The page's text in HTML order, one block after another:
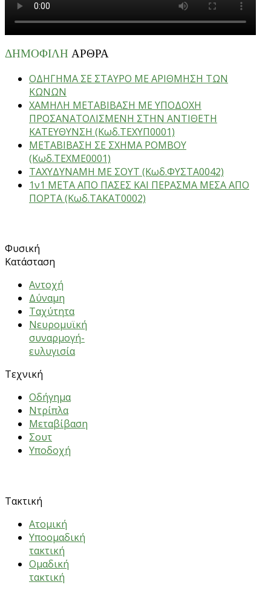
ΔΗΜΟΦΙΛΗ ΑΡΘΡΑ
ΟΔΗΓΗΜΑ ΣΕ ΣΤΑΥΡΟ ΜΕ ΑΡΙΘΜΗΣΗ ΤΩΝ
ΚΩΝΩΝ
ΧΑΜΗΛΗ ΜΕΤΑΒΙΒΑΣΗ ΜΕ ΥΠΟΔΟΧΗ
ΠΡΟΣΑΝΑΤΟΛΙΣΜΕΝΗ ΣΤΗΝ ΑΝΤΙΘΕΤΗ
ΚΑΤΕΥΘΥΝΣΗ (Κωδ.ΤΕΧΥΠ0001)
ΜΕΤΑΒΙΒΑΣΗ ΣΕ ΣΧΗΜΑ ΡΟΜΒΟΥ
(Κωδ.ΤΕΧΜΕ0001)
ΤΑΧΥΔΥΝΑΜΗ ΜΕ ΣΟΥΤ (Κωδ.ΦΥΣΤΑ0042)
1ν1 ΜΕΤΑ ΑΠΟ ΠΑΣΕΣ ΚΑΙ ΠΕΡΑΣΜΑ ΜΕΣΑ ΑΠΟ
ΠΟΡΤΑ (Κωδ.ΤΑΚΑΤ0002)
Φυσική
Κατάσταση
Αντοχή
Δύναμη
Ταχύτητα
Νευρομυϊκή
συναρμογή-
ευλυγισία
Τεχνική
Oδήγημα
Nτρίπλα
Mεταβίβαση
Σουτ
Υποδοχή
Τακτική
Ατομική
Υποομαδική
τακτική
Ομαδική
τακτική